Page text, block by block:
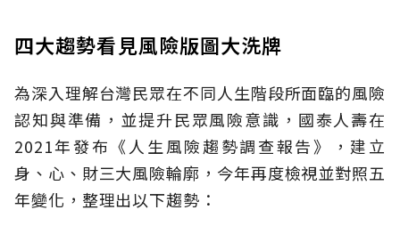
四大趨勢看見風險版圖大洗牌
為深入理解台灣民眾在不同人生階段所面臨的風險
認知與準備，並提升民眾風險意識，國泰人壽在
2021年發布《人生風險趨勢調查報告》，建立
身、心、財三大風險輪廓，今年再度檢視並對照五
年變化，整理出以下趨勢：